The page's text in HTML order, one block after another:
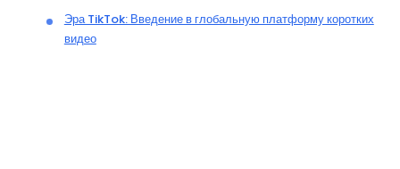
Эра TikTok: Введение в глобальную платформу коротких
видео